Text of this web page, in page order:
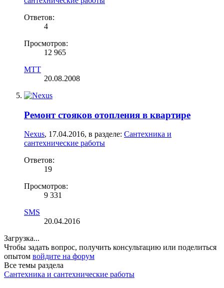
Ответов:
4
Просмотров:
12 965
МТТ
20.08.2008
Ремонт стояков отопления в квартире
Nexus, 17.04.2016, в разделе: Сантехника и
сантехнические работы
Ответов:
19
Просмотров:
9 331
SMS
20.04.2016
Загрузка...
Чтобы задать вопрос, получить консультацию или поделиться
опытом войдите на форум
Все темы раздела
Сантехника и сантехнические работы